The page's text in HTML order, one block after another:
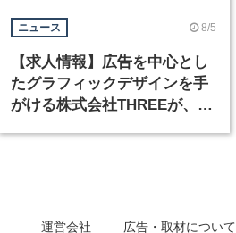
ニュース 8/5
【求人情報】広告を中心とし
たグラフィックデザインを手
がける株式会社THREEが、グ
運営会社 広告・取材について